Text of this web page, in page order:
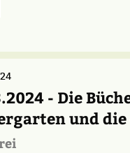
- Die
und